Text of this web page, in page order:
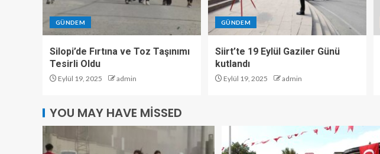
GÜNDEM
Silopi’de Fırtına ve Toz Taşınımı
Tesirli Oldu
Eylül 19, 2025 admin
GÜNDEM
Siirt’te 19 Eylül Gaziler Günü
kutlandı
Eylül 19, 2025 admin
YOU MAY HAVE MISSED